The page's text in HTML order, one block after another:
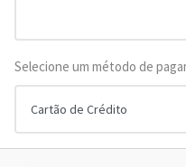
Selecione um método de